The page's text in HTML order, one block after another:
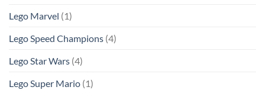
Lego Marvel (1)
Lego Speed Champions (4)
Lego Star Wars (4)
Lego Super Mario (1)